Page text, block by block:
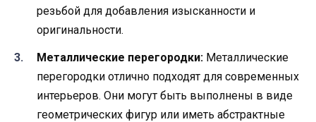
резьбой для добавления изысканности и
оригинальности.
Металлические перегородки: Металлические
перегородки отлично подходят для современных
интерьеров. Они могут быть выполнены в виде
геометрических фигур или иметь абстрактные